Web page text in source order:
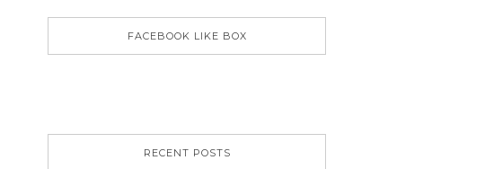
FACEBOOK LIKE BOX
RECENT POSTS